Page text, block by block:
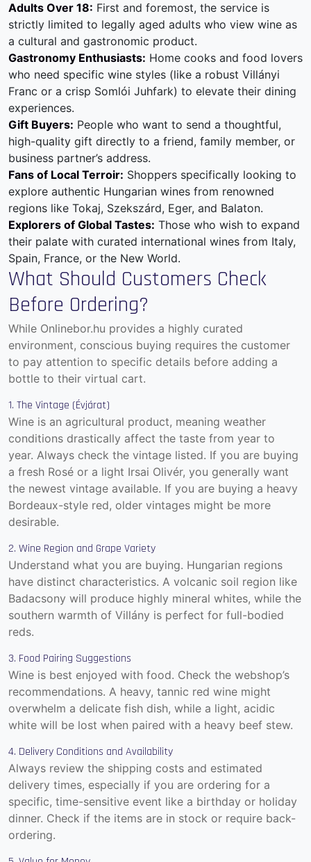
Adults Over 18: First and foremost, the service is
strictly limited to legally aged adults who view wine as
a cultural and gastronomic product.
Gastronomy Enthusiasts: Home cooks and food lovers
who need specific wine styles (like a robust Villányi
Franc or a crisp Somlói Juhfark) to elevate their dining
experiences.
Gift Buyers: People who want to send a thoughtful,
high-quality gift directly to a friend, family member, or
business partner’s address.
Fans of Local Terroir: Shoppers specifically looking to
explore authentic Hungarian wines from renowned
regions like Tokaj, Szekszárd, Eger, and Balaton.
Explorers of Global Tastes: Those who wish to expand
their palate with curated international wines from Italy,
Spain, France, or the New World.
What Should Customers Check
Before Ordering?
While Onlinebor.hu provides a highly curated
environment, conscious buying requires the customer
to pay attention to specific details before adding a
bottle to their virtual cart.
1. The Vintage (Évjárat)
Wine is an agricultural product, meaning weather
conditions drastically affect the taste from year to
year. Always check the vintage listed. If you are buying
a fresh Rosé or a light Irsai Olivér, you generally want
the newest vintage available. If you are buying a heavy
Bordeaux-style red, older vintages might be more
desirable.
2. Wine Region and Grape Variety
Understand what you are buying. Hungarian regions
have distinct characteristics. A volcanic soil region like
Badacsony will produce highly mineral whites, while the
southern warmth of Villány is perfect for full-bodied
reds.
3. Food Pairing Suggestions
Wine is best enjoyed with food. Check the webshop’s
recommendations. A heavy, tannic red wine might
overwhelm a delicate fish dish, while a light, acidic
white will be lost when paired with a heavy beef stew.
4. Delivery Conditions and Availability
Always review the shipping costs and estimated
delivery times, especially if you are ordering for a
specific, time-sensitive event like a birthday or holiday
dinner. Check if the items are in stock or require back-
ordering.